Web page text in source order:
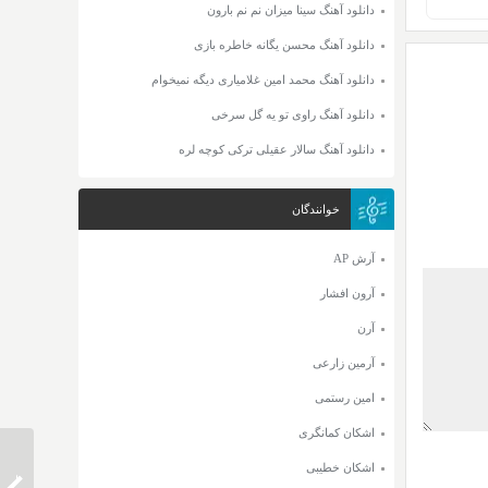
دانلود آهنگ سینا میزان نم نم بارون
دانلود آهنگ محسن یگانه خاطره بازی
دانلود آهنگ محمد امین غلامیاری دیگه نمیخوام
دانلود آهنگ راوی تو یه گل سرخی
دانلود آهنگ سالار عقیلی ترکی کوچه لره
خوانندگان
آرش AP
آرون افشار
آرن
آرمین زارعی
امین رستمی
اشکان کمانگری
اشکان خطیبی